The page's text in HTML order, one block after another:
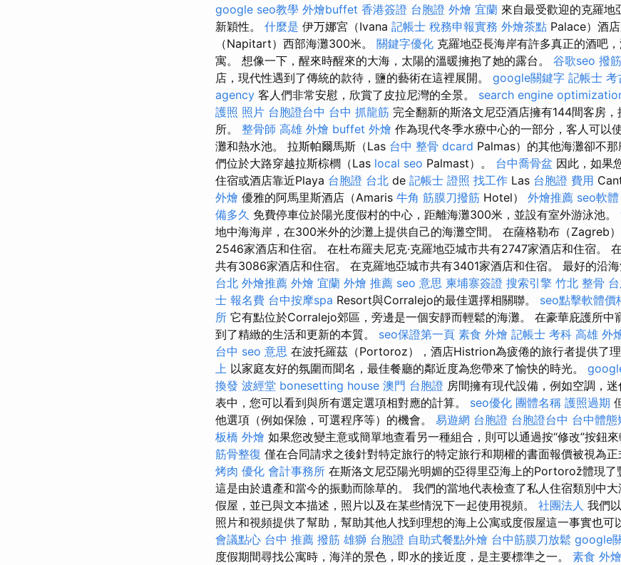
google seo教學 外燴buffet 香港簽證 台胞證 外燴 宜蘭 來自最受歡迎的克羅地
新穎性。 什麼是 伊万娜宮（Ivana 記帳士 稅務申報實務 外燴茶點 Palace）酒
（Napitart）西部海灘300米。 關鍵字優化 克羅地亞長海岸有許多真正的酒吧
寓。 想像一下，醒來時醒來的大海，太陽的溫暖擁抱了她的露台。 谷歌seo 撥
店，現代性遇到了傳統的款待，鹽的藝術在這裡展開。 google關鍵字 記帳士 考
agency 客人們非常安慰，欣賞了皮拉尼灣的全景。 search engine
護照 照片 台胞證台中 台中 抓龍筋 完全翻新的斯洛文尼亞酒店擁有144間客房
所。 整骨師 高雄 外燴 buffet 外燴 作為現代冬季水療中心的一部分，客人可以
灘和熱水池。 拉斯帕爾馬斯（Las 台中 整骨 dcard Palmas）的其他海灘卻不
們位於大路穿越拉斯棕櫚（Las local seo Palmast）。 台中喬骨盆 因此，如果
住宿或酒店靠近Playa 台胞證 台北 de 記帳士 證照 找工作 Las 台胞證 費用
外燴 優雅的阿馬里斯酒店（Amaris 牛角 筋膜刀撥筋 Hotel） 外燴推薦 seo軟體
備多久 免費停車位於陽光度假村的中心，距離海灘300米，並設有室外游泳池。
地中海海岸，在300米外的沙灘上提供自己的海灘空間。 在薩格勒布（Zagreb
2546家酒店和住宿。 在杜布羅夫尼克·克羅地亞城市共有2747家酒店和住宿。
共有3086家酒店和住宿。 在克羅地亞城市共有3401家酒店和住宿。 最好的沿
台北 外燴推薦 外燴 宜蘭 外燴 推薦 seo 意思 柬埔寨簽證 搜索引擎 竹北 整骨
士 報名費 台中按摩spa Resort與Corralejo的最佳選擇相關聯。 seo點擊軟體價
所 它有點位於Corralejo郊區，旁邊是一個安靜而輕鬆的海灘。 在豪華庇護所中
到了精緻的生活和更新的本質。 seo保證第一頁 素食 外燴 記帳士 考科 高雄 外
台中 seo 意思 在波托羅茲（Portoroz），酒店Histrion為疲倦的旅行者提供了理
上 以家庭友好的氛圍而聞名，最佳餐廳的鄰近度為您帶來了愉快的時光。
換發 波經堂 bonesetting house 澳門 台胞證 房間擁有現代設備，例如空調，
表中，您可以看到與所有選定選項相對應的計算。 seo優化 團體名稱 護照過期
他選項（例如保險，可選程序等）的機會。 易遊網 台胞證 台胞證台中 台中體態
板橋 外燴 如果您改變主意或簡單地查看另一種組合，則可以通過按“修改”按鈕來
筋骨整復 僅在合同請求之後針對特定旅行的特定旅行和期權的書面報價被視為正
烤肉 優化 會計事務所 在斯洛文尼亞陽光明媚的亞得里亞海上的Portorož體現了
這是由於遺產和當今的振動而除草的。 我們的當地代表檢查了私人住宿類別中
假屋，並已與文本描述，照片以及在某些情況下一起使用視頻。 社團法人 我們
照片和視頻提供了幫助，幫助其他人找到理想的海上公寓或度假屋這一事實也可
會議點心 台中 推薦 撥筋 雄獅 台胞證 自助式餐點外燴 台中筋膜刀放鬆 google
度假期間尋找公寓時，海洋的景色，即水的接近度，是主要標準之一。 素食 外